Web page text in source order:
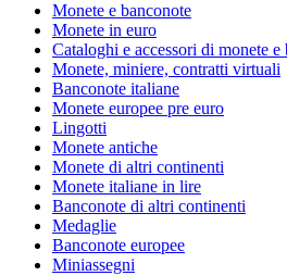
Monete e banconote
Monete in euro
Cataloghi e accessori di monete e
Monete, miniere, contratti virtuali
Banconote italiane
Monete europee pre euro
Lingotti
Monete antiche
Monete di altri continenti
Monete italiane in lire
Banconote di altri continenti
Medaglie
Banconote europee
Miniassegni